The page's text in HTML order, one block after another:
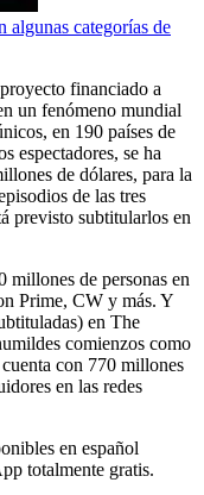
algunas categorías de
financiado a
un fenómeno mundial
en 190 países de
espectadores, se ha
de dólares, para la
de las tres
previsto subtitularlos en
millones de personas en
Prime, CW y más. Y
en The
comienzos como
con 770 millones
en las redes
en español
totalmente gratis.